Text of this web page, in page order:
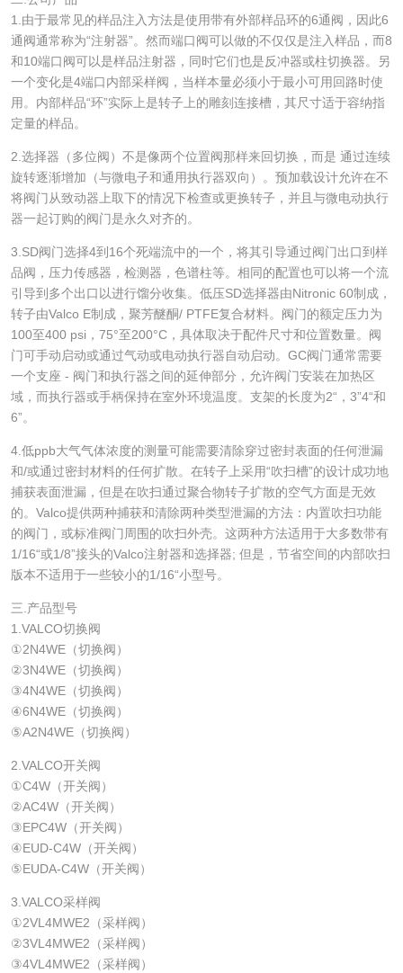
1.由于最常见的样品注入方法是使用带有外部样品环的6通阀，因此6
通阀通常称为“注射器”。然而端口阀可以做的不仅仅是注入样品，而8
和10端口阀可以是样品注射器，同时它们也是反冲器或柱切换器。另
一个变化是4端口内部采样阀，当样本量必须小于最小可用回路时使
用。内部样品“环”实际上是转子上的雕刻连接槽，其尺寸适于容纳指
定量的样品。
2.选择器（多位阀）不是像两个位置阀那样来回切换，而是 通过连续
旋转逐渐增加（与微电子和通用执行器双向）。预加载设计允许在不
将阀门从致动器上取下的情况下检查或更换转子，并且与微电动执行
器一起订购的阀门是永久对齐的。
3.SD阀门选择4到16个死端流中的一个，将其引导通过阀门出口到样
品阀，压力传感器，检测器，色谱柱等。相同的配置也可以将一个流
引导到多个出口以进行馏分收集。低压SD选择器由Nitronic 60制成，
转子由Valco E制成，聚芳醚酮/ PTFE复合材料。阀门的额定压力为
100至400 psi，75°至200°C，具体取决于配件尺寸和位置数量。阀
门可手动启动或通过气动或电动执行器自动启动。GC阀门通常需要
一个支座 - 阀门和执行器之间的延伸部分，允许阀门安装在加热区
域，而执行器或手柄保持在室外环境温度。支架的长度为2“，3”4“和
6”。
4.低ppb大气气体浓度的测量可能需要清除穿过密封表面的任何泄漏
和/或通过密封材料的任何扩散。在转子上采用“吹扫槽”的设计成功地
捕获表面泄漏，但是在吹扫通过聚合物转子扩散的空气方面是无效
的。Valco提供两种捕获和清除两种类型泄漏的方法：内置吹扫功能
的阀门，或标准阀门周围的吹扫外壳。这两种方法适用于大多数带有
1/16“或1/8”接头的Valco注射器和选择器; 但是，节省空间的内部吹扫
版本不适用于一些较小的1/16“小型号。
三.产品型号
1.VALCO切换阀
①2N4WE（切换阀）
②3N4WE（切换阀）
③4N4WE（切换阀）
④6N4WE（切换阀）
⑤A2N4WE（切换阀）
2.VALCO开关阀
①C4W（开关阀）
②AC4W（开关阀）
③EPC4W（开关阀）
④EUD-C4W（开关阀）
⑤EUDA-C4W（开关阀）
3.VALCO采样阀
①2VL4MWE2（采样阀）
②3VL4MWE2（采样阀）
③4VL4MWE2（采样阀）